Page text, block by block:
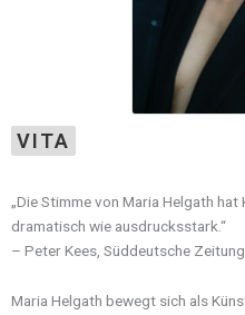
VITA
„Die Stimme von Maria Helgath
dramatisch wie ausdrucksstark.“
– Peter Kees, Süddeutsche
Maria Helgath bewegt sich als